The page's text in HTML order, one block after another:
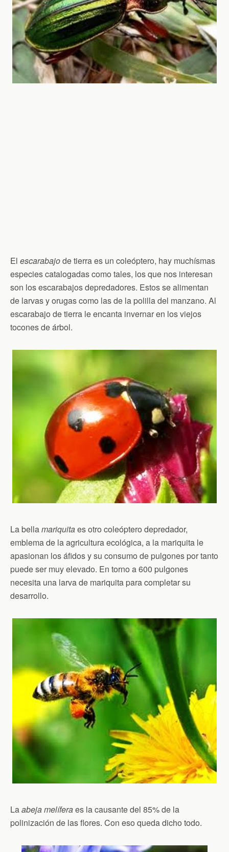
El escarabajode tierra es un coleóptero, hay muchísmas
especies catalogadas como tales, los que nos interesan
son los escarabajos depredadores. Estos se alimentan
de larvas y orugas como las de la polilla del manzano. Al
escarabajo de tierra le encanta invernar en los viejos
tocones de árbol.
La bellamariquitaes otro coleóptero depredador,
emblema de la agricultura ecológica, a la mariquita le
apasionan los áfidos y su consumo de pulgones por tanto
puede ser muy elevado. En torno a 600 pulgones
necesita una larva de mariquita para completar su
desarrollo.
Laabeja melíferaes la causante del 85% de la
polinización de las flores. Con eso queda dicho todo.